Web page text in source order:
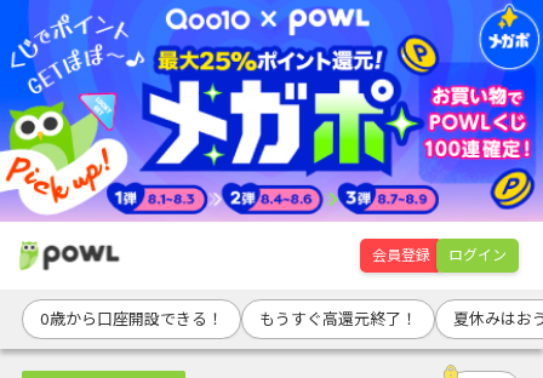
会員登録 ログイン
0歳から口座開設できる！ もうすぐ高還元終了！ 夏休みはお